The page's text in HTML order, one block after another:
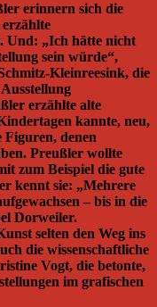
erinnern sich die
Und: „Ich hätte nicht
sein würde“,
Kleinreesink, die
erzählte alte
kannte, neu,
Figuren, denen
Preußler wollte
zum Beispiel die gute
kennt sie: „Mehrere
– bis in die
Dorweiler.
selten den Weg ins
die wissenschaftliche
Vogt, die betonte,
im grafischen